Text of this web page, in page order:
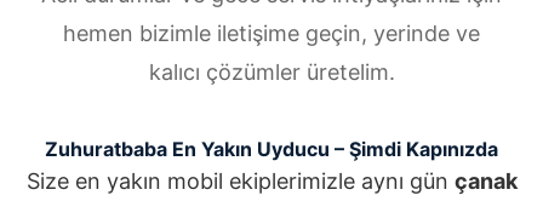
hemen bizimle iletişime geçin, yerinde ve
kalıcı çözümler üretelim.
Zuhuratbaba En Yakın Uyducu – Şimdi Kapınızda
Size en yakın mobil ekiplerimizle aynı gün çanak